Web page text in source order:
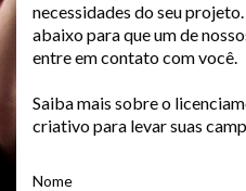
necessidades do seu
abaixo para que um de
entre em contato com você.
Saiba mais sobre o
criativo para levar suas
Nome